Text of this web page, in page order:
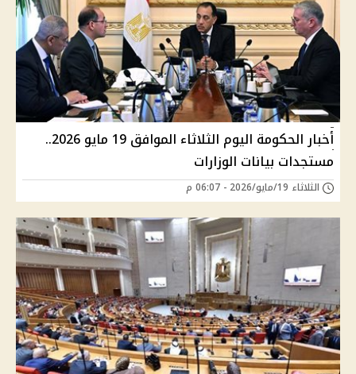
أخبار الحكومة اليوم الثلاثاء الموافق 19 مايو 2026..
مستجدات بيانات الوزارات
الثلاثاء 19/مايو/2026 - 06:07 م